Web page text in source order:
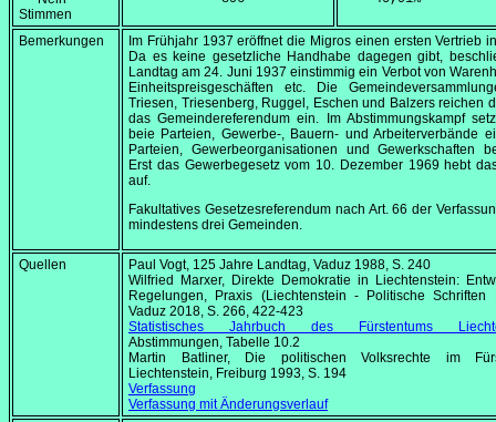
Stimmen
Bemerkungen
Im Frühjahr 1937 eröffnet die Migros einen ersten Vertrieb
Da es keine gesetzliche Handhabe dagegen gibt,
Landtag am24. Juni 1937 einstimmig ein Verbot von
Einheitspreisgeschäften etc. Die
Triesen, Triesenberg, Ruggel, Eschen und Balzers reichen
das Gemeindereferendum ein. Im Abstimmungskampf
beie Parteien, Gewerbe-, Bauern- und Arbeiterverbände
Parteien, Gewerbeorganisationen und Gewerkschaften
Erst das Gewerbegesetz vom 10. Dezember 1969hebt
auf.
Fakultatives Gesetzesreferendum nach Art. 66 der
mindestens drei Gemeinden.
Quellen
Paul Vogt, 125 Jahre Landtag, Vaduz 1988, S. 240
Wilfried Marxer, Direkte Demokratie in Liechtenstein:
Regelungen, Praxis (Liechtenstein - Politische Schriften
Vaduz 2018, S. 266, 422-423
Statistisches Jahrbuch des Fürstentums
Abstimmungen, Tabelle 10.2
Martin Batliner, Die politischen Volksrechte im
Liechtenstein, Freiburg 1993, S. 194
Verfassung
Verfassung mit Änderungsverlauf